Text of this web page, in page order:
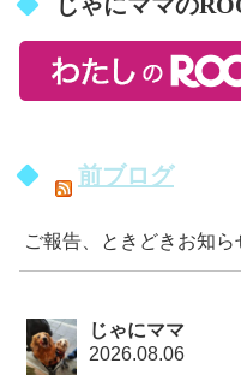
前ブログ
ご報告、ときどきお知ら
じゃにママ
2026.08.06